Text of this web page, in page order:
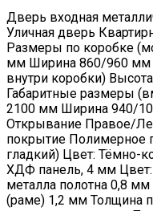
Дверь входная
Уличная дверь
Размеры по коробке
мм Ширина 860/960 мм
внутри коробки)
Габаритные размеры
2100 мм Ширина 940/
Открывание Правое/
покрытие Полимерное
гладкий) Цвет: Тёмно-
ХДФ панель, 4 мм
металла полотна 0,8
(раме) 1,2 мм Толщина